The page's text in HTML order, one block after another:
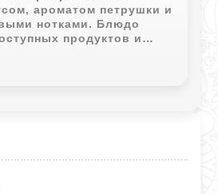
ароматом петрушки и
нотками. Блюдо
продуктов и
самостоятельной
дополнения к